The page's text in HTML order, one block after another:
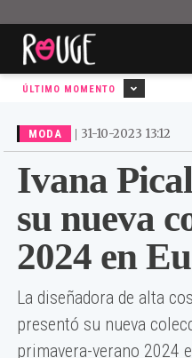
ÚLTIMO MOMENTO
MODA | 31-10-2023 13:12
Ivana
su nueva
2024 en
La diseñadora de alta
presentó su nueva
primavera-verano 2024